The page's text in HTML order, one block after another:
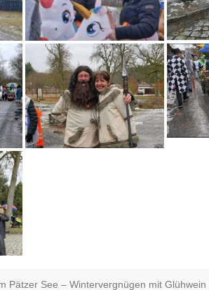
Pätzer See – Wintervergnügen mit